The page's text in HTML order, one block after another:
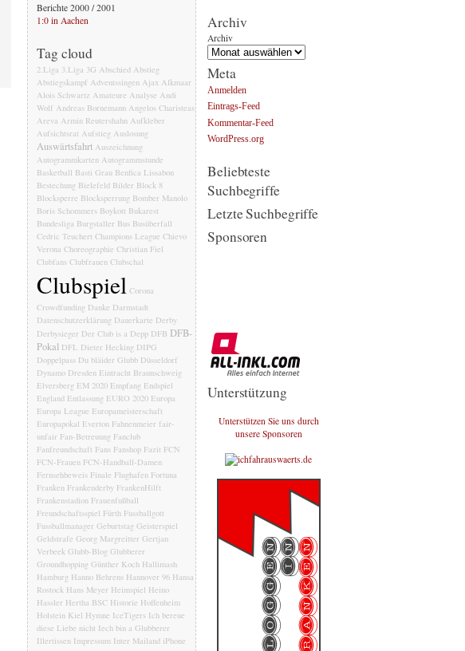
Berichte 2000 / 2001
1:0 in Aachen
Tag cloud
2.Liga 3.Liga 3G Abschied Abstieg
Abstiegskampf Adventssingen Ajax Alkmaar
Alois Schwartz Amateure Analyse Andi
Wolf Andreas Bornemann Angelos Charisteas
Areva Armin Reutershahn Aufkleber
Aufsichtsrat Aufstieg Auslosung
Auswärtsfahrt Auszeichnung
Autogrammkarten Autogrammstunde
Basketball Basti Grau Benfica Lissabon
Bestechung Bielefeld Bilder Block 8
Blocksperre Blocksperrung Bomber Manolo
Boris Schommers Boykott Bukarest
Bundesliga Burgstaller Bus Busüberfall
Cedric Teuchert Champions League Chievo
Verona Choreographie Christian Fiel
Clubfans Clubfrauen Clubschal
Clubspiel Corona
Crowdfunding Danke Darmstadt
Datenschutzerklärung Dauerkarte Derby
Derbysieger Der Club is a Depp DFB DFB-
Pokal DFL Dieter Hecking DIPG
Doppelpass Du bläider Glubb Düsseldorf
Dynamo Dresden Eintracht Braunschweig
Elversberg EM 2020 Empfang Endspiel
England Entlassung EURO 2020 Europa
Europa League Europameisterschaft
Europapokal Everton Fahnenmeier fair-
unfair Fan-Betreuung Fanclub
Fanfreundschaft Fans Fanshop Fazit FCN
FCN-Frauen FCN-Handball-Damen
Fernsehbeweis Finale Flughafen Fortuna
Franken Frankenderby FrankenHilft
Frankenstadion Frauenfußball
Freundschaftsspiel Fürth Fussballgott
Fussballmanager Geburtstag Geisterspiel
Geldstrafe Georg Margreitter Gertjan
Verbeek Glubb-Blog Glubberer
Groundhopping Günther Koch Hallimash
Hamburg Hanno Behrens Hannover 96 Hansa
Rostock Hans Meyer Heimspiel Heino
Hassler Hertha BSC Historie Hoffenheim
Holstein Kiel Hymne IceTigers Ich bereue
diese Liebe nicht Iech bin a Glubberer
Illertissen Impressum Inter Mailand iPhone
Archiv
Archiv
Meta
Anmelden
Eintrags-Feed
Kommentar-Feed
WordPress.org
Beliebteste
Suchbegriffe
Letzte Suchbegriffe
Sponsoren
Unterstützung
Unterstützen Sie uns durch
unsere Sponsoren